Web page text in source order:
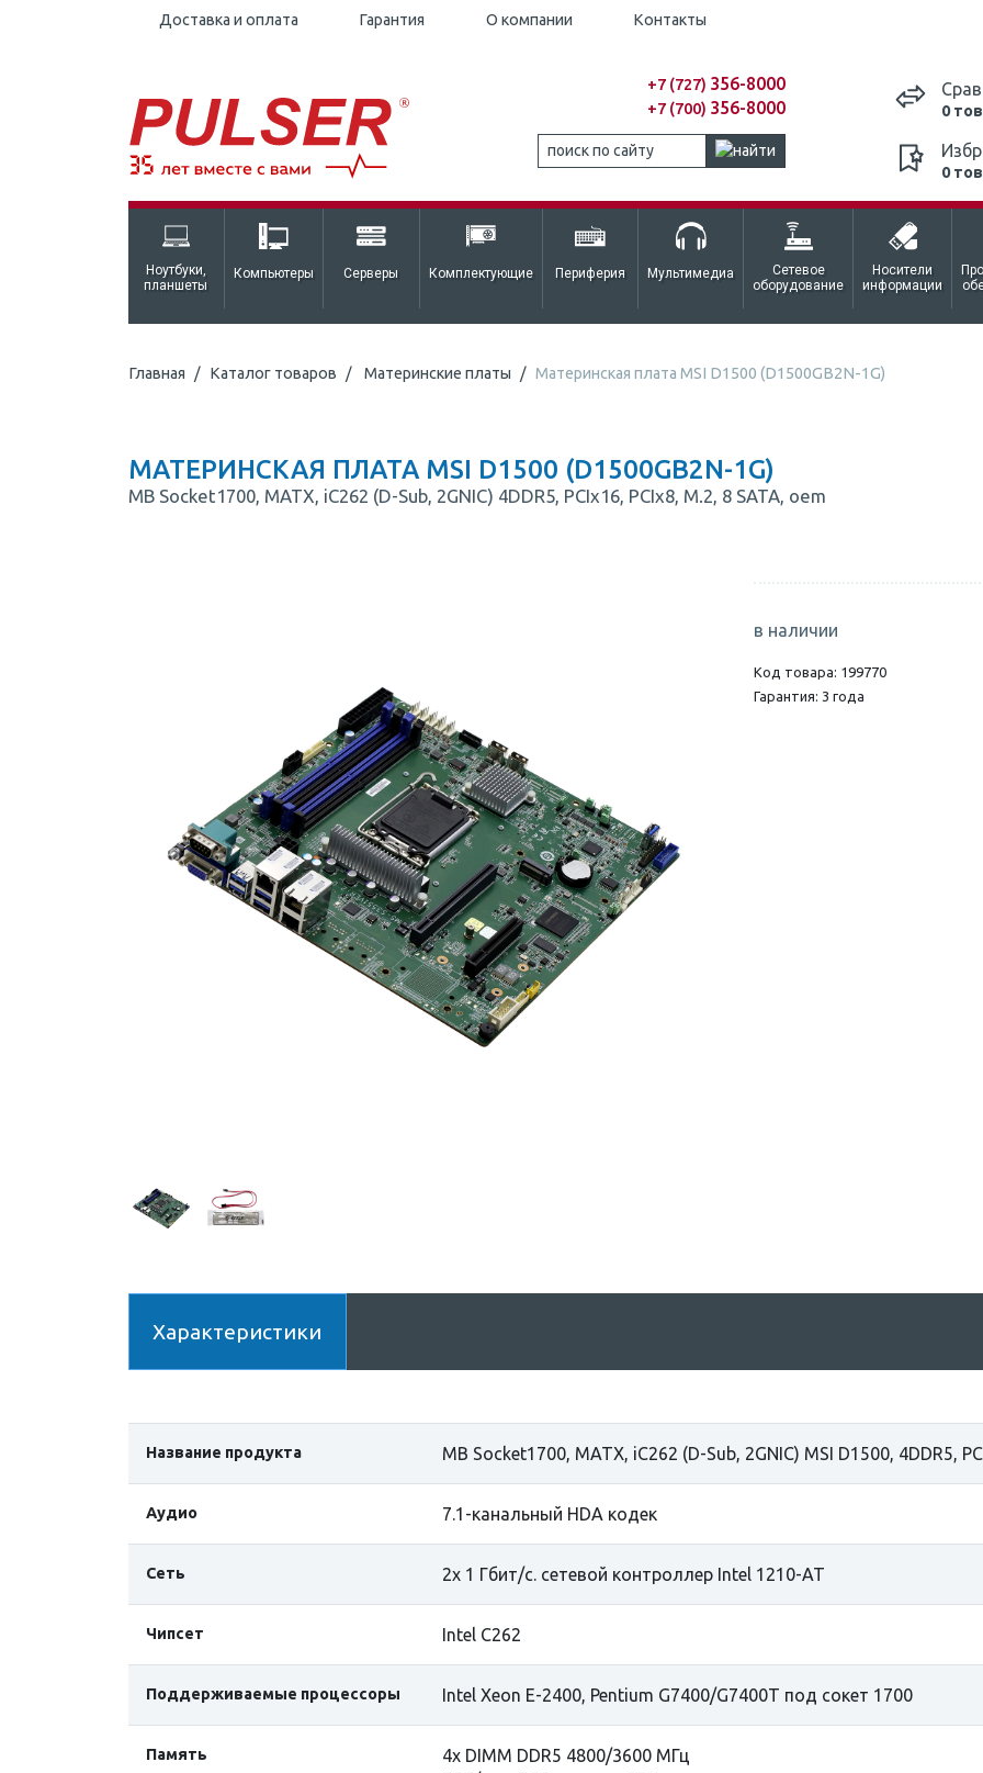
Доставка и оплата Гарантия О компании Контакты
+7 (727) 356-8000
+7 (700) 356-8000 0
0
Ноутбуки,
планшеты
Компьютеры Серверы Комплектующие Периферия Мультимедиа
Сетевое
оборудование
Носители
информации
Главная Каталог товаров Материнские платы Материнская плата MSI D1500 (D1500GB2N-1G)
МАТЕРИНСКАЯ ПЛАТА MSI D1500 (D1500GB2N-1G)
MB Socket1700, MATX, iC262 (D-Sub, 2GNIC) 4DDR5, PCIx16, PCIx8, M.2, 8 SATA, oem
в наличии
Код товара: 199770
Гарантия: 3 года
Характеристики
Название продукта MB Socket1700, MATX, iC262 (D-Sub, 2GNIC) MSI D1500, 4DDR5,
Аудио 7.1-канальный HDA кодек
Сеть 2х 1 Гбит/с. сетевой контроллер Intel 1210-AT
Чипсет Intel C262
Поддерживаемые процессоры Intel Xeon E-2400, Pentium G7400/G7400T под сокет 1700
Память
4x DIMM DDR5 4800/3600 МГц